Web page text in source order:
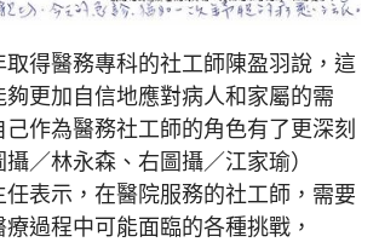
得醫務專科的社工師陳盈羽說，這
更加自信地應對病人和家屬的需
作為醫務社工師的角色有了更深刻
／林永森、右圖攝／江家瑜）
表示，在醫院服務的社工師，需要
過程中可能面臨的各種挑戰，